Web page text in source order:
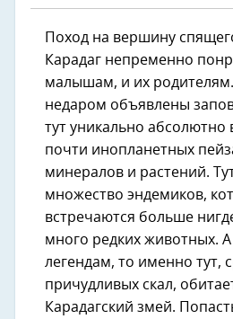
Поход на вершину
Карадаг непременно
малышам, и их
недаром объявлены
тут уникально абсолютно
почти инопланетных
минералов и растений.
множество эндемиков,
встречаются больше
много редких животных. А
легендам, то именно тут,
причудливых скал,
Карадагский змей.